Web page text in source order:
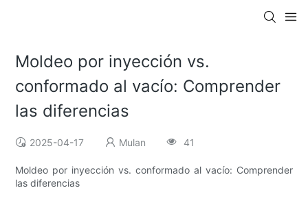
Moldeo por inyección vs.
conformado al vacío: Comprender
las diferencias
2025-04-17 Mulan 41
Moldeo por inyección vs. conformado al vacío: Comprender
las diferencias